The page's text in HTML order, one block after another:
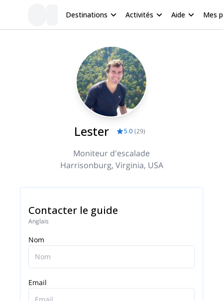
Destinations Activités Aide Mes
Lester 5.0 (29)
Moniteur d'escalade
Harrisonburg, Virginia, USA
Contacter le guide
Anglais
Nom
Email